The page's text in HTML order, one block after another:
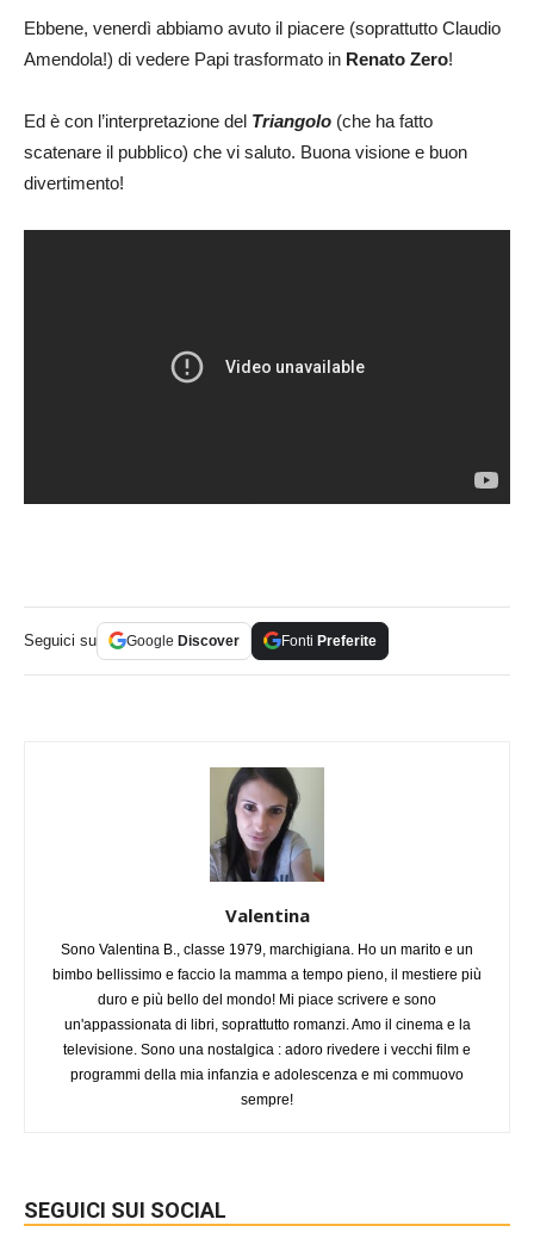
Ebbene, venerdì abbiamo avuto il piacere (soprattutto Claudio
Amendola!) di vedere Papi trasformato in Renato Zero!
Ed è con l’interpretazione del Triangolo (che ha fatto
scatenare il pubblico) che vi saluto. Buona visione e buon
divertimento!
Seguici su Google Discover Fonti Preferite
Valentina
Sono Valentina B., classe 1979, marchigiana. Ho un marito e un
bimbo bellissimo e faccio la mamma a tempo pieno, il mestiere più
duro e più bello del mondo! Mi piace scrivere e sono
un'appassionata di libri, soprattutto romanzi. Amo il cinema e la
televisione. Sono una nostalgica : adoro rivedere i vecchi film e
programmi della mia infanzia e adolescenza e mi commuovo
sempre!
SEGUICI SUI SOCIAL